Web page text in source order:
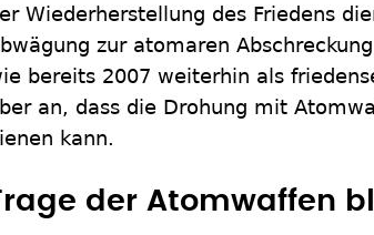
Wiederherstellung des Friedens
zur atomaren
bereits 2007 weiterhin als
an, dass die Drohung mit
kann.
der Atomwaffen